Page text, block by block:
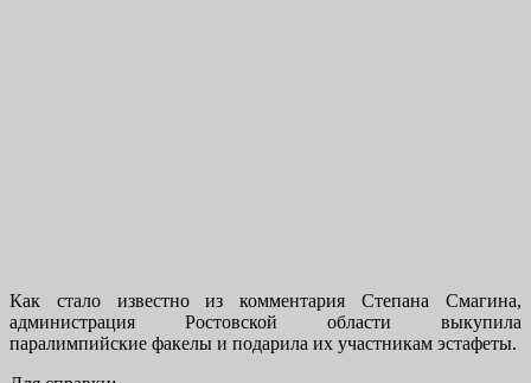
Как стало известно из комментария Степана Смагина,
администрация Ростовской области выкупила
паралимпийские факелы и подарила их участникам эстафеты.